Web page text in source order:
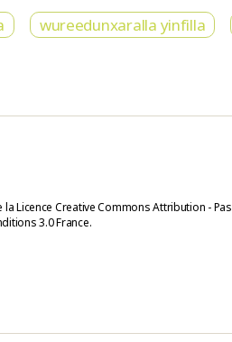
wureedunxaralla yinfilla
Licence Creative Commons Attribution - Pas
3.0 France.